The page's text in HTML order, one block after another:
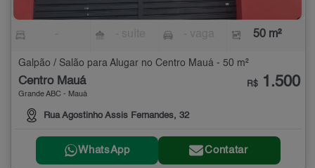
50 m²
Galpão / Salão para Alugar no Centro Mauá - 50 m²
Centro Mauá
Grande ABC - Mauá
Rua Agostinho Assis Fernandes, 32
R$ 1.500
WhatsApp Contatar